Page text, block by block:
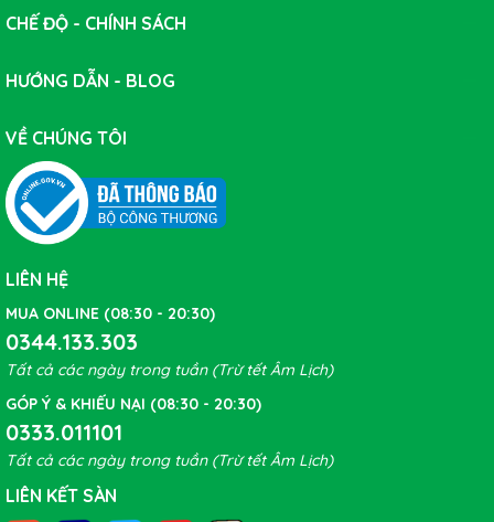
CHẾ ĐỘ - CHÍNH SÁCH
HƯỚNG DẪN - BLOG
VỀ CHÚNG TÔI
LIÊN HỆ
MUA ONLINE (08:30 - 20:30)
0344.133.303
Tất cả các ngày trong tuần (Trừ tết Âm Lịch)
GÓP Ý & KHIẾU NẠI (08:30 - 20:30)
0333.011101
Tất cả các ngày trong tuần (Trừ tết Âm Lịch)
LIÊN KẾT SÀN